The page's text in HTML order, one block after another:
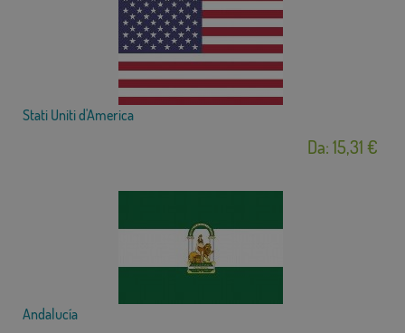
Stati Uniti d'America
Da: 15,31 €
Andalucía